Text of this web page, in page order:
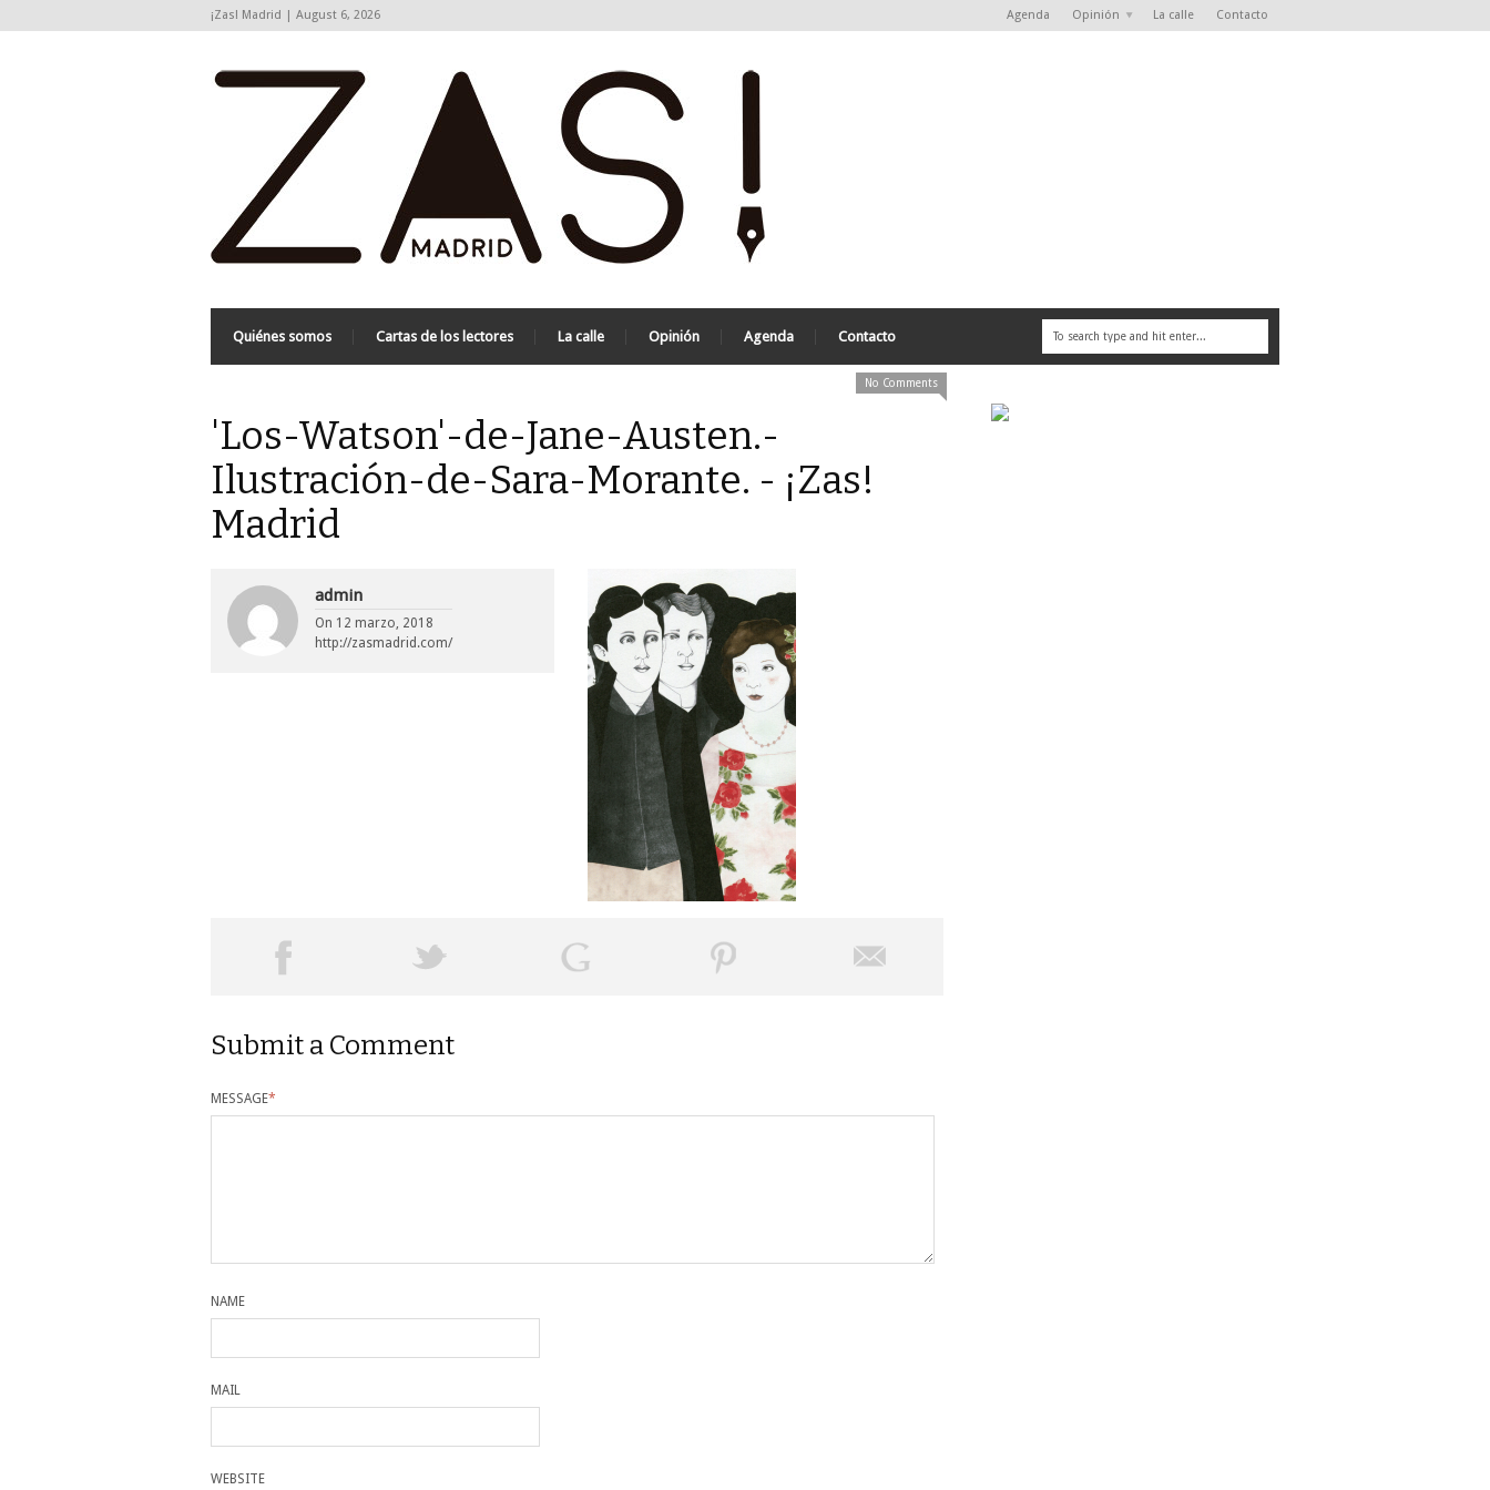
¡Zas! Madrid | August 6, 2026 Agenda Opinión La calle Contacto
Quiénes somos Cartas de los lectores La calle Opinión Agenda Contacto
No Comments
'Los-Watson'-de-Jane-Austen.-
Ilustración-de-Sara-Morante. - ¡Zas!
Madrid
admin
On 12 marzo, 2018
http://zasmadrid.com/
Submit a Comment
MESSAGE*
NAME
MAIL
WEBSITE